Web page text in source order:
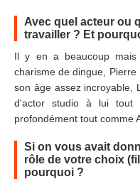
Avec quel acteur ou
travailler ? Et
Il y en a beaucoup
charisme de dingue,
son âge assez incroyable,
d'actor studio à lui tout
profondément tout comme
Si on vous avait
rôle de votre choix
pourquoi ?